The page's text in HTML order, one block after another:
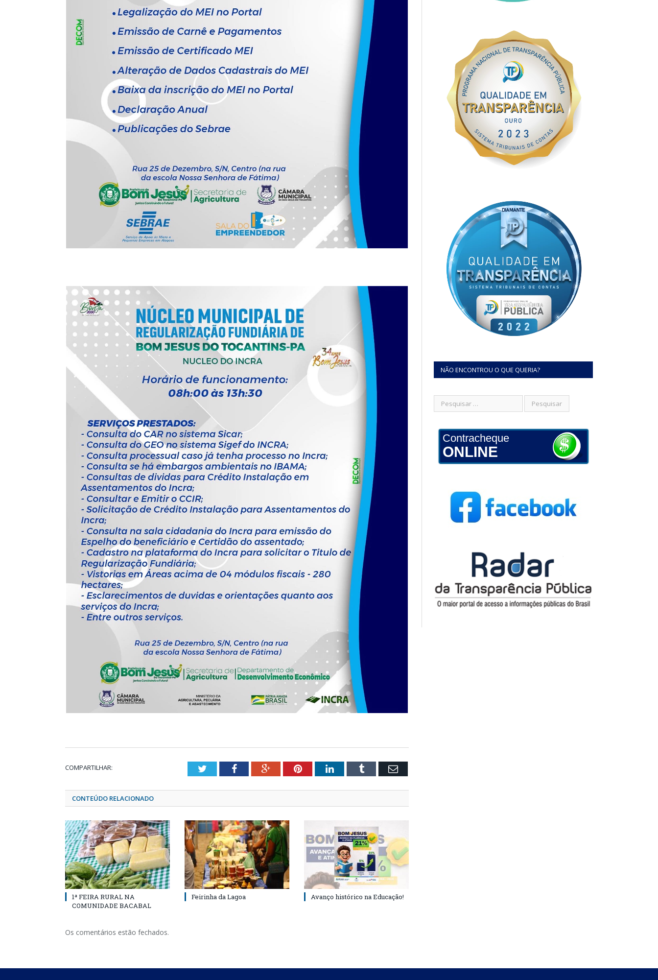
COMPARTILHAR: TwitterFacebookGoogle+PinterestLinkedInTumblr Email
CONTEÚDO RELACIONADO
1ª FEIRA RURAL NA
COMUNIDADE BACABAL
Feirinha da Lagoa Avanço histórico na Educação!
Os comentários estão fechados.
NÃO ENCONTROU O QUE QUERIA?
Contracheque
ONLINE